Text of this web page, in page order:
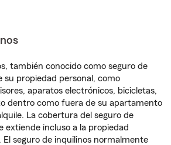
también conocido como seguro de
propiedad personal, como
aparatos electrónicos, bicicletas,
dentro como fuera de su apartamento
La cobertura del seguro de
extiende incluso a la propiedad
El seguro de inquilinos normalmente